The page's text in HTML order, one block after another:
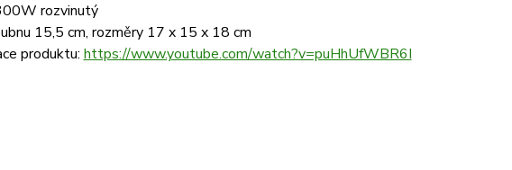
rozvinutý
15,5 cm, rozměry 17 x 15 x 18 cm
produktu: https://www.youtube.com/watch?v=puHhUfWBR6I